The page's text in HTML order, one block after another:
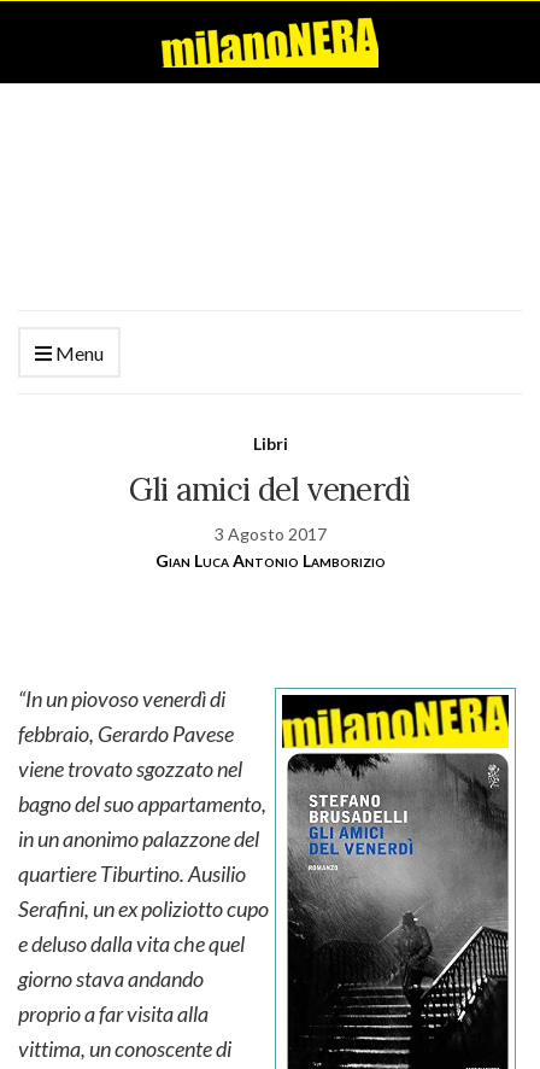
Menu
Libri
Gli amici del venerdì
3 Agosto 2017
Gian Luca Antonio Lamborizio
“In un piovoso venerdì di
febbraio, Gerardo Pavese
viene trovato sgozzato nel
bagno del suo appartamento,
in un anonimo palazzone del
quartiere Tiburtino. Ausilio
Serafini, un ex poliziotto cupo
e deluso dalla vita che quel
giorno stava andando
proprio a far visita alla
vittima, un conoscente di